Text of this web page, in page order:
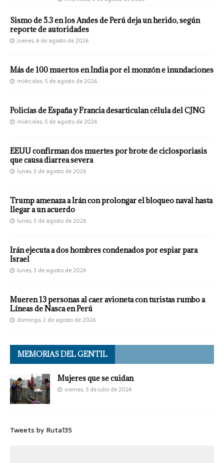
Sismo de 5.3 en los Andes de Perú deja un herido, según
reporte de autoridades
jueves, 6 de agosto de 2026
Más de 100 muertos en India por el monzón e inundaciones
miércoles, 5 de agosto de 2026
Policías de España y Francia desarticulan célula del CJNG
miércoles, 5 de agosto de 2026
EEUU confirman dos muertes por brote de ciclosporiasis
que causa diarrea severa
lunes, 3 de agosto de 2026
Trump amenaza a Irán con prolongar el bloqueo naval hasta
llegar a un acuerdo
lunes, 3 de agosto de 2026
Irán ejecuta a dos hombres condenados por espiar para
Israel
lunes, 3 de agosto de 2026
Mueren 13 personas al caer avioneta con turistas rumbo a
Líneas de Nasca en Perú
domingo, 2 de agosto de 2026
MEMORIAS DEL GENTIL
Mujeres que se cuidan
viernes, 5 de julio de 2024
Tweets by Ruta135